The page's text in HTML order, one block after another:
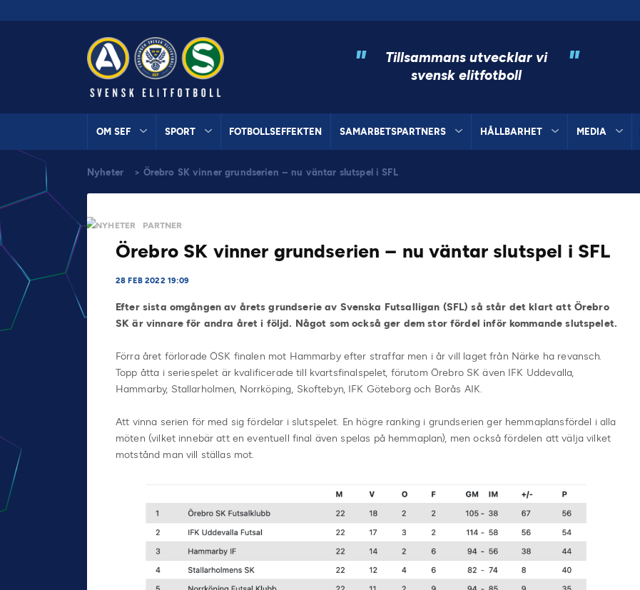
"
Tillsammans utvecklar vi
svensk elitfotboll
"
OM SEF SPORT FOTBOLLSEFFEKTEN SAMARBETSPARTNERS HÅLLBARHET MEDIA
Nyheter > Örebro SK vinner grundserien – nu väntar slutspel i SFL
NYHETER PARTNER
Örebro SK vinner grundserien – nu väntar slutspel i SFL
28 FEB 2022 19:09
Efter sista omgången av årets grundserie av Svenska Futsalligan (SFL) så står det klart att Örebro
SK är vinnare för andra året i följd. Något som också ger dem stor fördel inför kommande slutspelet.
Förra året förlorade ÖSK finalen mot Hammarby efter straffar men i år vill laget från Närke ha revansch.
Topp åtta i seriespelet är kvalificerade till kvartsfinalspelet, förutom Örebro SK även IFK Uddevalla,
Hammarby, Stallarholmen, Norrköping, Skoftebyn, IFK Göteborg och Borås AIK.
Att vinna serien för med sig fördelar i slutspelet. En högre ranking i grundserien ger hemmaplansfördel i alla
möten (vilket innebär att en eventuell final även spelas på hemmaplan), men också fördelen att välja vilket
motstånd man vill ställas mot.